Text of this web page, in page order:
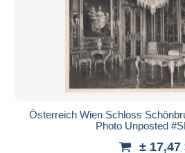
Österreich Wien Schloss
Photo Unposted
± 17,47